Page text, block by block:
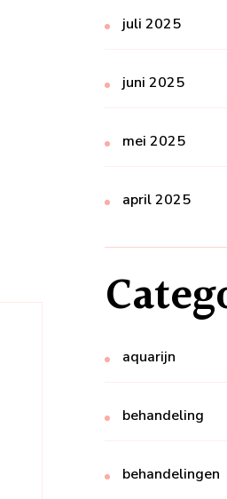
juli 2025
juni 2025
mei 2025
april 2025
aquarijn
behandeling
behandelingen